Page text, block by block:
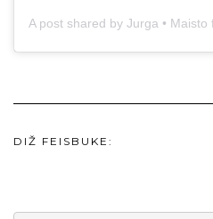
DIŽ FEISBUKE: